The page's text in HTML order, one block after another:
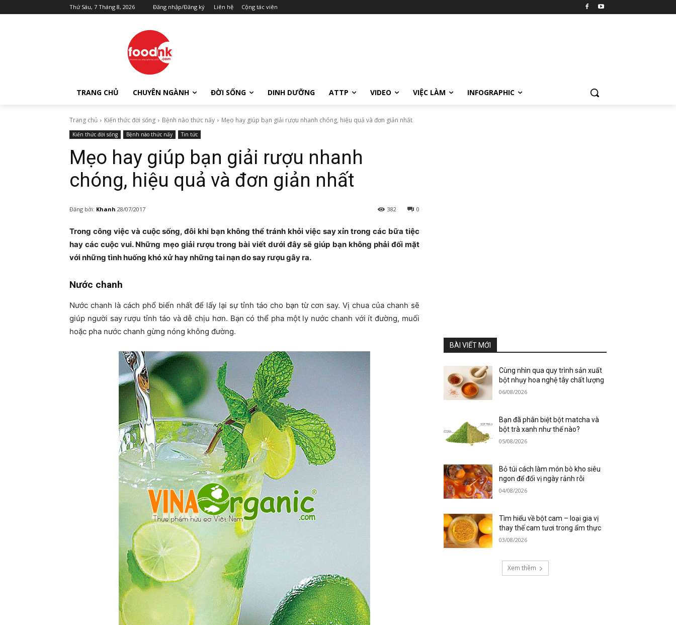
Thứ Sáu, 7 Tháng 8, 2026 Đăng nhập/Đăng ký Liên hệ Cộng tác viên
TRANG CHỦ CHUYÊN NGÀNH ĐỜI SỐNG DINH DƯỠNG ATTP VIDEO VIỆC LÀM INFOGRAPHIC
Trang chủ Kiến thức đời sống Bệnh nào thức nấy Mẹo hay giúp bạn giải rượu nhanh chóng, hiệu quả và đơn giản nhất
Kiến thức đời sống Bệnh nào thức nấy Tin tức
Mẹo hay giúp bạn giải rượu nhanh
chóng, hiệu quả và đơn giản nhất
Đăng bởi: Khanh 28/07/2017 0
382
Trong công việc và cuộc sống, đôi khi bạn không thể tránh khỏi việc say xỉn trong các bữa tiệc
hay các cuộc vui. Những mẹo giải rượu trong bài viết dưới đây sẽ giúp bạn không phải đối mặt
với những tình huống khó xử hay những tai nạn do say rượu gây ra.
Nước chanh
Nước chanh là cách phổ biến nhất để lấy lại sự tỉnh táo cho bạn từ cơn say. Vị chua của chanh sẽ
giúp người say rượu tỉnh táo và dễ chịu hơn. Bạn có thể pha một ly nước chanh với ít đường, muối
hoặc pha nước chanh gừng nóng không đường.
BÀI VIẾT MỚI
Cùng nhìn qua quy trình sản xuất
bột nhụy hoa nghệ tây chất lượng
06/08/2026
Bạn đã phân biệt bột matcha và
bột trà xanh như thế nào?
05/08/2026
Bỏ túi cách làm món bò kho siêu
ngon để đổi vị ngày rảnh rỗi
04/08/2026
Tìm hiểu về bột cam – loại gia vị
thay thế cam tươi trong ẩm thực
03/08/2026
Xem thêm